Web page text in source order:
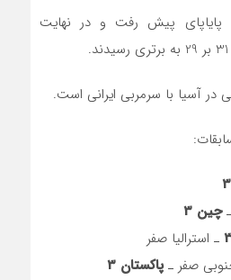
پیش رفت و در نهایت
در آسیا با سرمربی ایرانی است.
چین 3
ـ استرالیا صفر
صفر ـپاکستان 3